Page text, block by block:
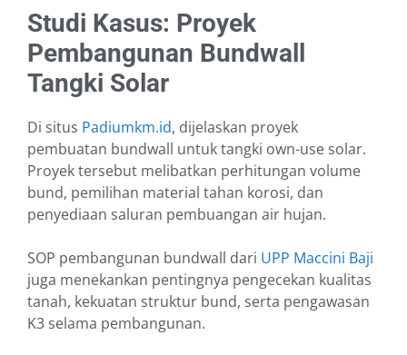
Studi Kasus: Proyek
Pembangunan Bundwall
Tangki Solar
Di situs Padiumkm.id, dijelaskan proyek
pembuatan bundwall untuk tangki own-use solar.
Proyek tersebut melibatkan perhitungan volume
bund, pemilihan material tahan korosi, dan
penyediaan saluran pembuangan air hujan.
SOP pembangunan bundwall dari UPP Maccini Baji
juga menekankan pentingnya pengecekan kualitas
tanah, kekuatan struktur bund, serta pengawasan
K3 selama pembangunan.